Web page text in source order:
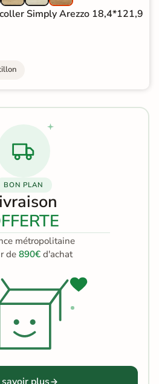
Simply Arezzo 18,4*121,9
BON PLAN
métropolitaine
de890€ d'achat